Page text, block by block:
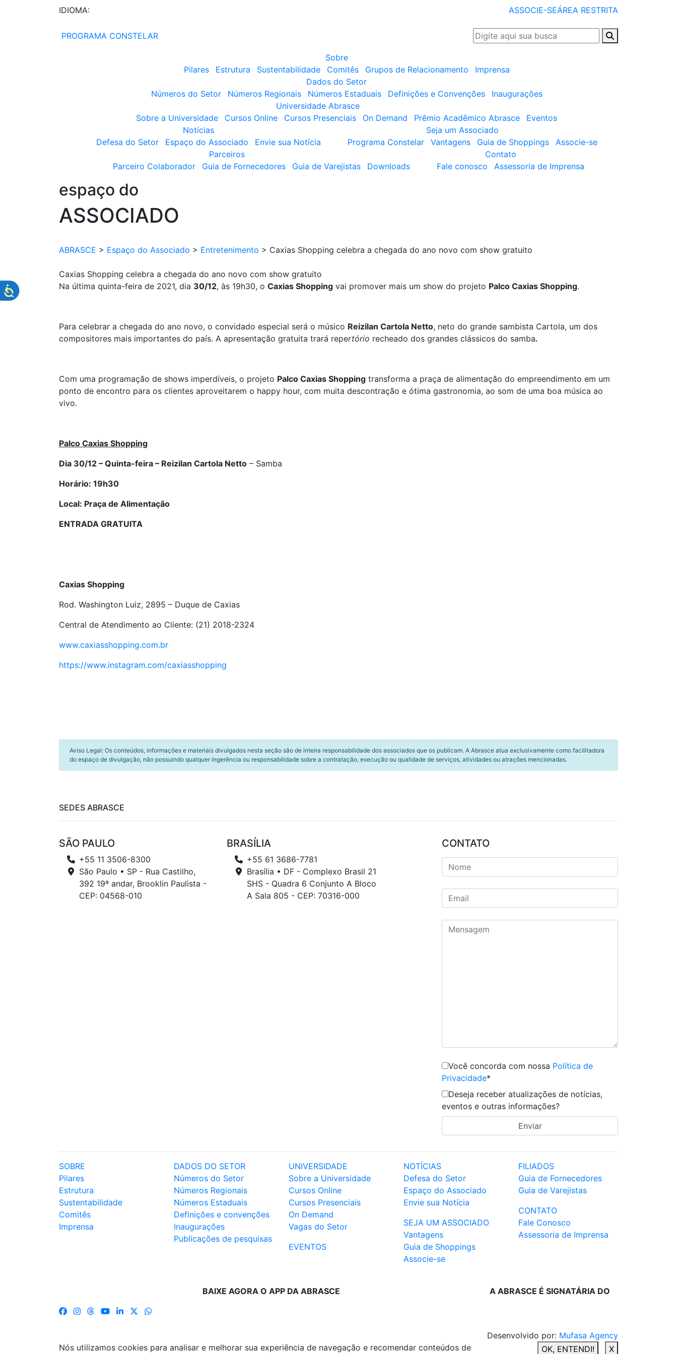
IDIOMA: ASSOCIE-SEÁREA RESTRITA
PROGRAMA CONSTELAR
Sobre
Pilares
Estrutura Sustentabilidade Comitês Grupos de Relacionamento
Imprensa
Dados do Setor
Números do Setor
Números Regionais Números Estaduais Definições e Convenções
Inaugurações
Universidade Abrasce
Sobre a Universidade
Cursos Online Cursos Presenciais On Demand Prêmio Acadêmico Abrasce
Eventos
Notícias
Defesa do Setor
Espaço do Associado Envie sua Notícia
Seja um Associado
Programa Constelar
Vantagens Guia de Shoppings
Associe-se
Parceiros
Parceiro Colaborador
Guia de Fornecedores Guia de Varejistas Downloads
Contato
Fale conosco
Assessoria de Imprensa
espaço do
ASSOCIADO
ABRASCE > Espaço do Associado > Entretenimento > Caxias Shopping celebra a chegada do ano novo com show gratuito
Caxias Shopping celebra a chegada do ano novo com show gratuito
Na última quinta-feira de 2021, dia 30/12, às 19h30, o Caxias Shopping vai promover mais um show do projeto Palco Caxias Shopping.
Para celebrar a chegada do ano novo, o convidado especial será o músico Reizilan Cartola Netto, neto do grande sambista Cartola, um dos
compositores mais importantes do país. A apresentação gratuita trará repertório recheado dos grandes clássicos do samba.
Com uma programação de shows imperdíveis, o projeto Palco Caxias Shopping transforma a praça de alimentação do empreendimento em um
ponto de encontro para os clientes aproveitarem o happy hour, com muita descontração e ótima gastronomia, ao som de uma boa música ao
vivo.
Palco Caxias Shopping
Dia 30/12 – Quinta-feira – Reizilan Cartola Netto – Samba
Horário: 19h30
Local: Praça de Alimentação
ENTRADA GRATUITA
Caxias Shopping
Rod. Washington Luiz, 2895 – Duque de Caxias
Central de Atendimento ao Cliente: (21) 2018-2324
www.caxiasshopping.com.br
https://www.instagram.com/caxiasshopping
Aviso Legal: Os conteúdos, informações e materiais divulgados nesta seção são de inteira responsabilidade dos associados que os publicam. A Abrasce atua exclusivamente como facilitadora
do espaço de divulgação, não possuindo qualquer ingerência ou responsabilidade sobre a contratação, execução ou qualidade de serviços, atividades ou atrações mencionadas.
SEDES ABRASCE
SÃO PAULO
+55 11 3506-8300
São Paulo • SP - Rua Castilho,
392 19º andar, Brooklin Paulista -
CEP: 04568-010
BRASÍLIA
+55 61 3686-7781
Brasília • DF - Complexo Brasil 21
SHS - Quadra 6 Conjunto A Bloco
A Sala 805 - CEP: 70316-000
CONTATO
Você concorda com nossa Política de
Privacidade*
Deseja receber atualizações de notícias,
eventos e outras informações?
SOBRE
Pilares
Estrutura
Sustentabilidade
Comitês
Imprensa
DADOS DO SETOR
Números do Setor
Números Regionais
Números Estaduais
Definições e convenções
Inaugurações
Publicações de pesquisas
UNIVERSIDADE
Sobre a Universidade
Cursos Online
Cursos Presenciais
On Demand
Vagas do Setor
EVENTOS
NOTÍCIAS
Defesa do Setor
Espaço do Associado
Envie sua Notícia
SEJA UM ASSOCIADO
Vantagens
Guia de Shoppings
Associe-se
FILIADOS
Guia de Fornecedores
Guia de Varejistas
CONTATO
Fale Conosco
Assessoria de Imprensa
BAIXE AGORA O APP DA ABRASCE A ABRASCE É SIGNATÁRIA DO
Desenvolvido por: Mufasa Agency
Nós utilizamos cookies para analisar e melhorar sua experiência de navegação e recomendar conteúdos de
OK, ENTENDI! X